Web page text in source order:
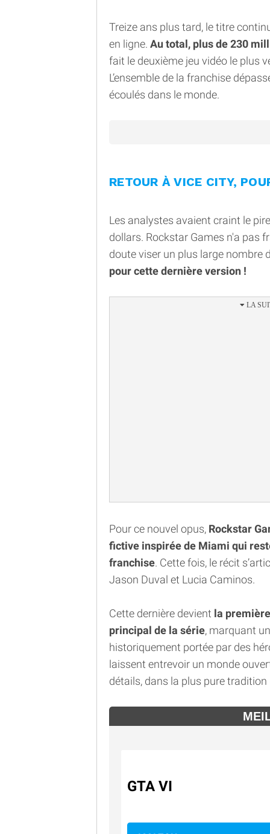
Treize ans plus tard, le titre
en ligne. Au total, plus de 230
fait le deuxième jeu vidéo le plus
L’ensemble de la franchise
écoulés dans le monde.
RETOUR À VICE CITY,
Les analystes avaient craint le
dollars. Rockstar Games n'a pas
doute viser un plus large nombre
pour cette dernière version !
Pour ce nouvel opus, Rockstar
fictive inspirée de Miami qui
franchise. Cette fois, le récit
Jason Duval et Lucia Caminos.
Cette dernière devient la
principal de la série, marquant
historiquement portée par des
laissent entrevoir un monde
détails, dans la plus pure
GTA VI